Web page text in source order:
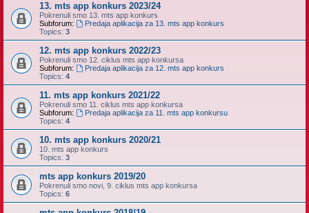
13. mts app konkurs 2023/24
Pokrenuli smo 13. mts app konkurs
Subforum:
Predaja aplikacija za 13. mts app konkurs
Topics: 3
12. mts app konkurs 2022/23
Pokrenuli smo 12. ciklus mts app konkursa
Subforum:
Predaja aplikacija za 12. mts app konkurs
Topics: 4
11. mts app konkurs 2021/22
Pokrenuli smo 11. ciklus mts app konkursa
Subforum:
Predaja aplikacija za 11. mts app konkursu
Topics: 4
10. mts app konkurs 2020/21
10. mts app konkurs
Topics: 3
mts app konkurs 2019/20
Pokrenuli smo novi, 9. ciklus mts app konkursa
Topics: 6